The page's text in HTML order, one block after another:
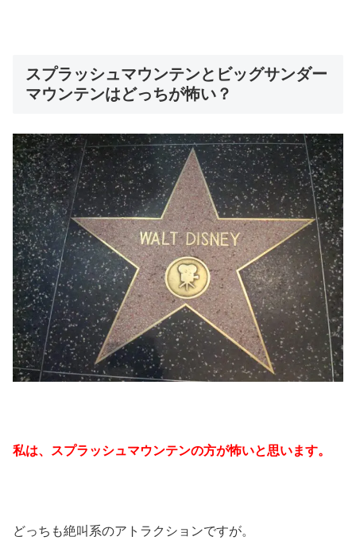
スプラッシュマウンテンとビッグサンダー
マウンテンはどっちが怖い？
私は、スプラッシュマウンテンの方が怖いと思います。
どっちも絶叫系のアトラクションですが。